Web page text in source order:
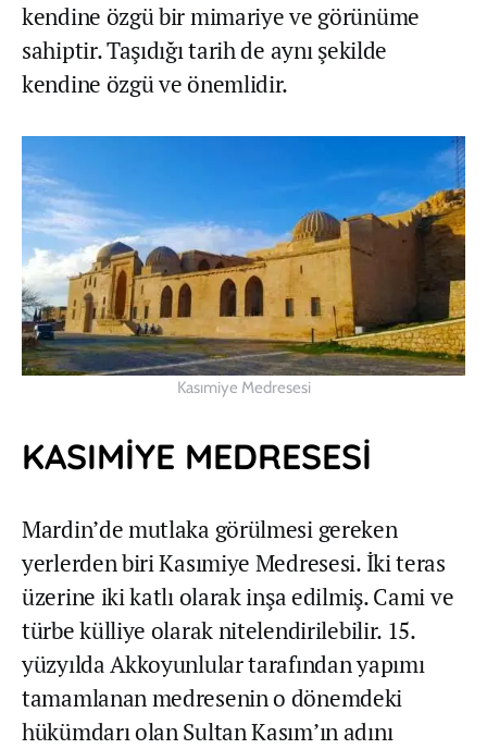
kendine özgü bir mimariye ve görünüme
sahiptir. Taşıdığı tarih de aynı şekilde
kendine özgü ve önemlidir.
Kasımiye Medresesi
KASIMİYE MEDRESESİ
Mardin’de mutlaka görülmesi gereken
yerlerden biri Kasımiye Medresesi. İki teras
üzerine iki katlı olarak inşa edilmiş. Cami ve
türbe külliye olarak nitelendirilebilir. 15.
yüzyılda Akkoyunlular tarafından yapımı
tamamlanan medresenin o dönemdeki
hükümdarı olan Sultan Kasım’ın adını